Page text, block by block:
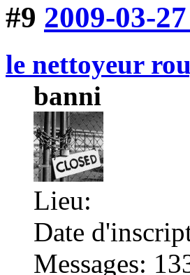
#9 2009-03-
le nettoyeur
banni
Lieu:
Date
Messages: